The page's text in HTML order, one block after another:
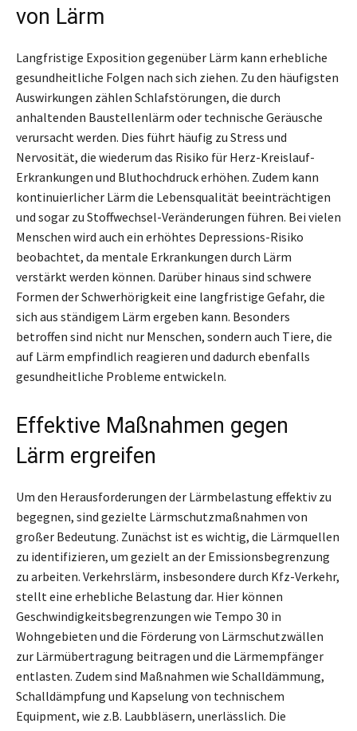
von Lärm
Langfristige Exposition gegenüber Lärm kann erhebliche
gesundheitliche Folgen nach sich ziehen. Zu den häufigsten
Auswirkungen zählen Schlafstörungen, die durch
anhaltenden Baustellenlärm oder technische Geräusche
verursacht werden. Dies führt häufig zu Stress und
Nervosität, die wiederum das Risiko für Herz-Kreislauf-
Erkrankungen und Bluthochdruck erhöhen. Zudem kann
kontinuierlicher Lärm die Lebensqualität beeinträchtigen
und sogar zu Stoffwechsel-Veränderungen führen. Bei vielen
Menschen wird auch ein erhöhtes Depressions-Risiko
beobachtet, da mentale Erkrankungen durch Lärm
verstärkt werden können. Darüber hinaus sind schwere
Formen der Schwerhörigkeit eine langfristige Gefahr, die
sich aus ständigem Lärm ergeben kann. Besonders
betroffen sind nicht nur Menschen, sondern auch Tiere, die
auf Lärm empfindlich reagieren und dadurch ebenfalls
gesundheitliche Probleme entwickeln.
Effektive Maßnahmen gegen
Lärm ergreifen
Um den Herausforderungen der Lärmbelastung effektiv zu
begegnen, sind gezielte Lärmschutzmaßnahmen von
großer Bedeutung. Zunächst ist es wichtig, die Lärmquellen
zu identifizieren, um gezielt an der Emissionsbegrenzung
zu arbeiten. Verkehrslärm, insbesondere durch Kfz-Verkehr,
stellt eine erhebliche Belastung dar. Hier können
Geschwindigkeitsbegrenzungen wie Tempo 30 in
Wohngebieten und die Förderung von Lärmschutzwällen
zur Lärmübertragung beitragen und die Lärmempfänger
entlasten. Zudem sind Maßnahmen wie Schalldämmung,
Schalldämpfung und Kapselung von technischem
Equipment, wie z.B. Laubbläsern, unerlässlich. Die